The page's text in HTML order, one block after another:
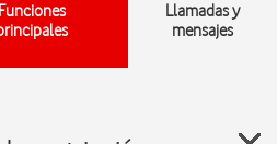
Funciones
Llamadas y
mensajes